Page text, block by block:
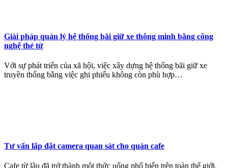
Giải pháp quản lý hệ thống bãi giữ xe thông minh bằng công
nghệ thẻ từ
Với sự phát triển của xã hội, việc xây dựng hệ thống bãi giữ xe
truyền thống bằng việc ghi phiếu không còn phù hợp…
Tư vấn lắp đặt camera quan sát cho quán cafe
Cafe từ lâu đã trở thành một thức uống phổ biến trên toàn thế giới.